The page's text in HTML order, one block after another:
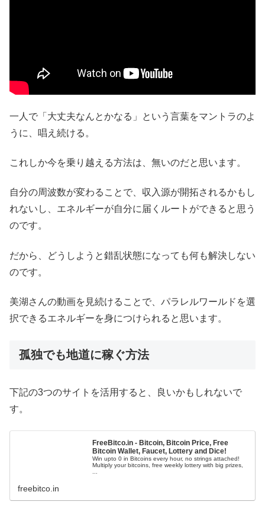
一人で「大丈夫なんとかなる」という言葉をマントラのよ
うに、唱え続ける。
これしか今を乗り越える方法は、無いのだと思います。
自分の周波数が変わることで、収入源が開拓されるかもし
れないし、エネルギーが自分に届くルートができると思う
のです。
だから、どうしようと錯乱状態になっても何も解決しない
のです。
美湖さんの動画を見続けることで、パラレルワールドを選
択できるエネルギーを身につけられると思います。
孤独でも地道に稼ぐ方法
下記の3つのサイトを活用すると、良いかもしれないで
す。
FreeBitco.in - Bitcoin, Bitcoin Price, Free
Bitcoin Wallet, Faucet, Lottery and Dice!
Win upto 0 in Bitcoins every hour, no strings attached!
Multiply your bitcoins, free weekly lottery with big prizes,
freebitco.in